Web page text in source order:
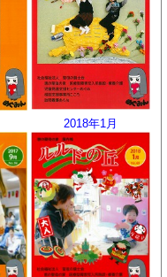
2018年1月